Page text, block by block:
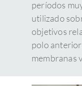
períodos
utilizado
objetivos
polo
membranas